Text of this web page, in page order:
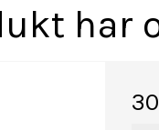
har